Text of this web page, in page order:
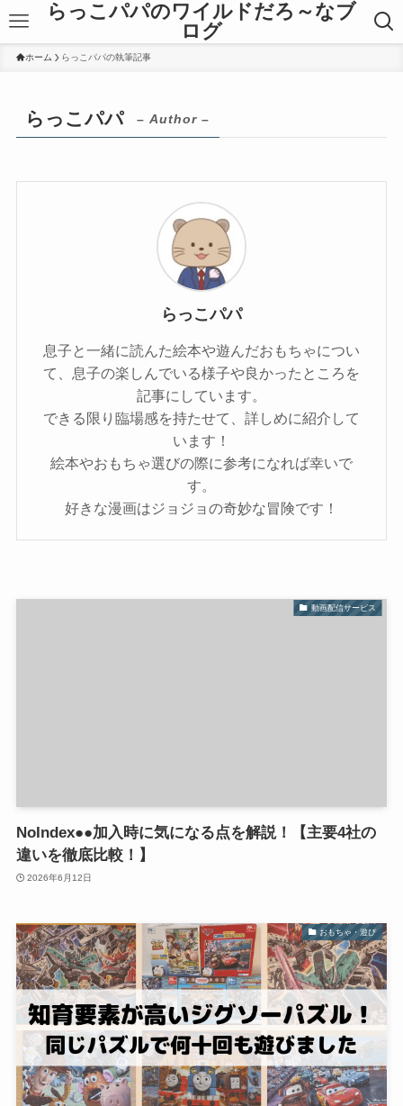
らっこパパのワイルドだろ～なブ
ログ
ホーム らっこパパの執筆記事
らっこパパ – Author –
らっこパパ
息子と一緒に読んた絵本や遊んだおもちゃについ
て、息子の楽しんでいる様子や良かったところを
記事にしています。
できる限り臨場感を持たせて、詳しめに紹介して
います！
絵本やおもちゃ選びの際に参考になれば幸いで
す。
好きな漫画はジョジョの奇妙な冒険です！
動画配信サービス
NoIndex●●加入時に気になる点を解説！【主要4社の
違いを徹底比較！】
2026年6月12日
おもちゃ・遊び